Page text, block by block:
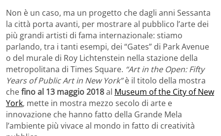
Non è un caso, ma un progetto che dagli anni Sessanta
la città porta avanti, per mostrare al pubblico l’arte dei
più grandi artisti di fama internazionale: stiamo
parlando, tra i tanti esempi, dei “Gates” di Park Avenue
o del murale di Roy Lichtenstein nella stazione della
metropolitana di Times Square. “Art in the Open: Fifty
Years of Public Art in New York”è il titolo della mostra
chefino al 13 maggio 2018al Museum of the City of New
York, mette in mostra mezzo secolo di arte e
innovazione che hanno fatto della Grande Mela
l’ambiente più vivace al mondo in fatto di creatività